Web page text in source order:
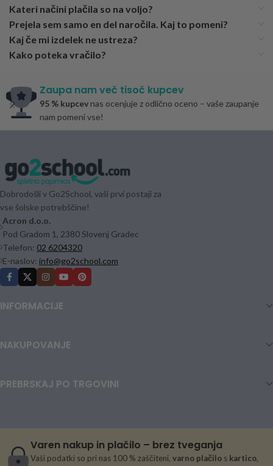
Kateri načini plačila so na voljo?
Prejela sem samo en del naročila. Kaj to pomeni?
Kaj če mi izdelek ne ustreza?
Kako poteka vračilo?
Zaupa nam več tisoč kupcev
95 % kupcev nas ocenjuje z odlično oceno – vaše zaupanje
nam pomeni vse!
Dobrodošli v Go2School, vaši prvi postaji za
vse šolske potrebščine!
Acron d.o.o.
Pod Gradom 1, 2380 Slovenj Gradec
Telefon: 02 6204320
E-naslov: info@go2school.com
INFORMACIJE
NAKUPOVANJE
PREBRSKAJ PO TRGOVINI
Varen nakup in plačilo – brez tveganja
Vaši podatki so pri nas 100 % zaščiteni, varno plačilo s kartico,